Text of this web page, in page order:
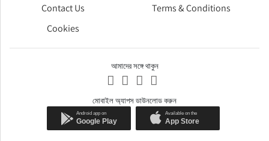
Contact Us
Terms & Conditions
Cookies
আমাদের সঙ্গে থাকুন
মোবাইল অ্যাপস ডাউনলোড করুন